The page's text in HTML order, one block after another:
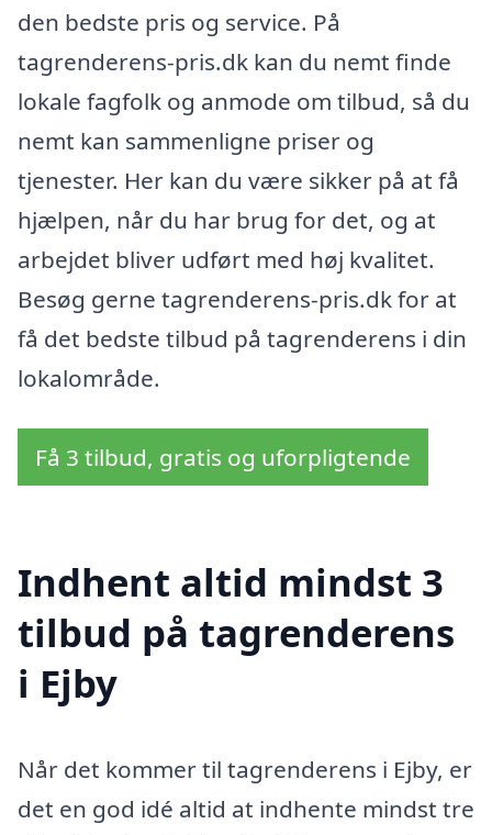
den bedste pris og service. På
tagrenderens-pris.dk kan du nemt finde
lokale fagfolk og anmode om tilbud, så du
nemt kan sammenligne priser og
tjenester. Her kan du være sikker på at få
hjælpen, når du har brug for det, og at
arbejdet bliver udført med høj kvalitet.
Besøg gerne tagrenderens-pris.dk for at
få det bedste tilbud på tagrenderens i din
lokalområde.
Få 3 tilbud, gratis og uforpligtende
Indhent altid mindst 3
tilbud på tagrenderens
i Ejby
Når det kommer til tagrenderens i Ejby, er
det en god idé altid at indhente mindst tre